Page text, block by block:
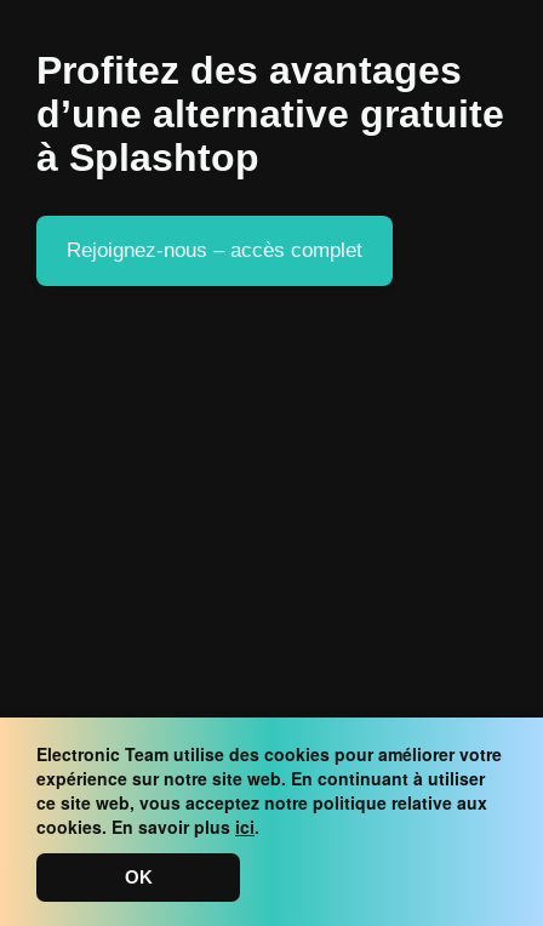
Electronic Team utilise des cookies pour améliorer votre
expérience sur notre site web. En continuant à utiliser
ce site web, vous acceptez notre politique relative aux
cookies. En savoir plus ici.
OK
Profitez des avantages
d’une alternative gratuite
à Splashtop
Rejoignez-nous – accès complet
Free Alternative to Splashtop
Produit
Comparer HelpWire à